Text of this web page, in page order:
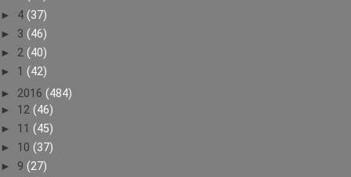
► 4 (37)
► 3 (46)
► 2 (40)
► 1 (42)
► 2016 (484)
► 12 (46)
► 11 (45)
► 10 (37)
► 9 (27)